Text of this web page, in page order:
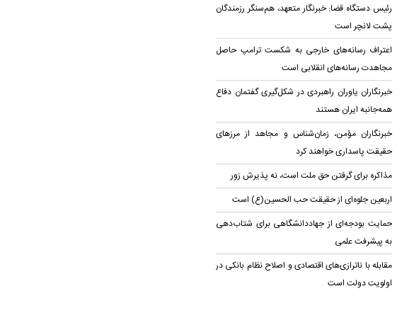
رئیس دستگاه قضا:‌ خبرنگار متعهد، هم‌سنگر رزمندگان
پشت لانچر است
اعتراف رسانه‌های خارجی به شکست ترامپ حاصل
مجاهدت رسانه‌های انقلابی است
خبرنگاران یاوران راهبردی در شکل‌گیری گفتمان دفاع
همه‌جانبه ایران هستند
خبرنگاران مؤمن، زمان‌شناس و مجاهد از مرزهای
حقیقت پاسداری خواهند کرد
مذاکره برای گرفتن حق ملت است، نه پذیرش زور
اربعین جلوه‌ای از حقیقت حب الحسین(ع) است
حمایت بودجه‌ای از جهاددانشگاهی برای شتاب‌دهی
به پیشرفت علمی
مقابله با ناترازی‌های اقتصادی و اصلاح نظام بانکی در
اولویت دولت است